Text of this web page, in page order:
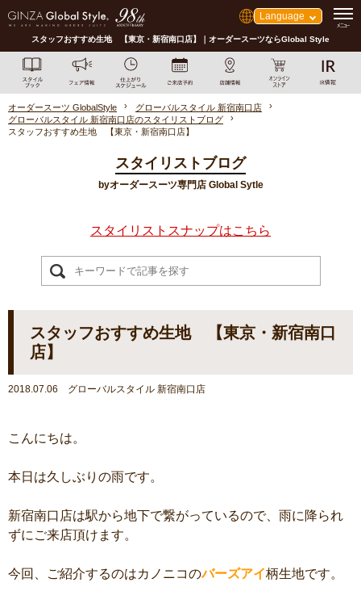
Language
スタッフおすすめ生地 【東京・新宿南口店】｜オーダースーツならGlobal Style
オーダースーツ GlobalStyle
グローバルスタイル 新宿南口店
グローバルスタイル 新宿南口店のスタイリストブログ
スタッフおすすめ生地 【東京・新宿南口店】
スタイリストブログ
byオーダースーツ専門店 Global Sytle
スタイリストスナップはこちら
スタッフおすすめ生地 【東京・新宿南口
店】
2018.07.06 グローバルスタイル 新宿南口店
こんにちは。
本日は久しぶりの雨です。
新宿南口店は駅から地下で繋がっているので、雨に降られ
ずにご来店頂けます。
今回、ご紹介するのはカノニコのバーズアイ柄生地です。